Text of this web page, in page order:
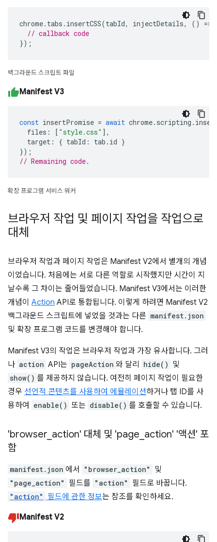
chrome. tabs . insertCSS(tabId, injectDetails, () =>
// callback code
});
백그라운드 스크립트 파일
Manifest V3
const insertPromise = await chrome. scripting .
files : [ "style.css" ],
target : { tabId : tab . id }
});
// Remaining code.
확장 프로그램 서비스 워커
브라우저 작업 및 페이지 작업을 작업으로
대체
브라우저 작업과 페이지 작업은 Manifest V2에서 별개의 개념
이었습니다. 처음에는 서로 다른 역할로 시작했지만 시간이 지
날수록 그 차이는 줄어들었습니다. Manifest V3에서는 이러한
개념이 Action API로 통합됩니다. 이렇게 하려면 Manifest V2
백그라운드 스크립트에 넣었을 것과는 다른 manifest.json
및 확장 프로그램 코드를 변경해야 합니다.
Manifest V3의 작업은 브라우저 작업과 가장 유사합니다. 그러
나 action API는 pageAction 와 달리 hide() 및
show() 를 제공하지 않습니다. 여전히 페이지 작업이 필요한
경우 선언적 콘텐츠를 사용하여 에뮬레이션하거나 탭 ID를 사
용하여
enable() 또는 disable() 를 호출할 수 있습니다.
'browser action' 대체 및 'page action' '액션' 포
함
manifest.json 에서 "browser_action" 및
"page_action" 필드를 "action" 필드로 바꿉니다.
"action" 필드에 관한 정보는 참조를 확인하세요.
Manifest V2